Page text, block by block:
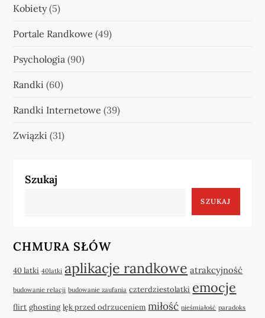
Kobiety(5)
Portale Randkowe (49)
Psychologia (90)
Randki (60)
Randki Internetowe (39)
Związki (31)
Szukaj
SZUKAJ
CHMURA SŁÓW
40 latki 40latki aplikacje randkowe atrakcyjność
budowanie relacji budowanie zaufania czterdziestolatki emocje
flirt ghosting lęk przed odrzuceniem miłość nieśmiałość paradoks